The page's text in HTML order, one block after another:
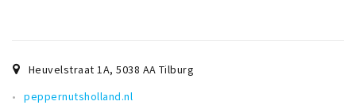
Heuvelstraat 1A,5038 AA Tilburg
peppernutsholland.nl